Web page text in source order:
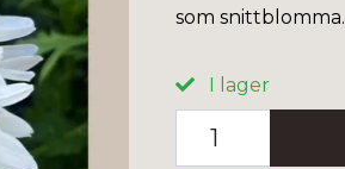
som snittblomma.
I lager